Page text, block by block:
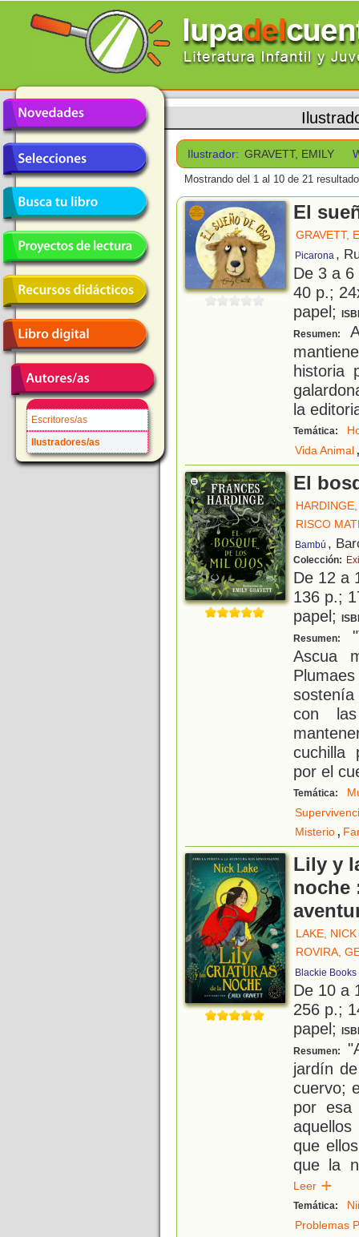
Escritores/as
Ilustradores/as
Ilustrador: GRAVETT, EMILY
Mostrando del 1 al 10 de 21
El
GRAVETT,
Picarona ,
De 3 a
40 p.;
papel;
Resumen:
historia
la
Temática:
Vida Animal
El
RISCO
Bambú ,
Colección:
De 12 a
136 p.;
papel;
Resumen:
Ascua
sostenía
con
cuchilla
por el
Temática:
Misterio,
Lily y
noche
LAKE, NICK
ROVIRA,
Blackie Books
De 10 a
256 p.;
papel;
Resumen:
jardín
cuervo;
por
que
que la
Leer
Temática:
Problemas